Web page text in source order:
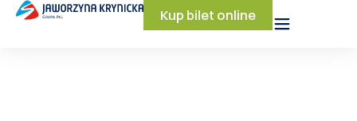
Kup bilet online